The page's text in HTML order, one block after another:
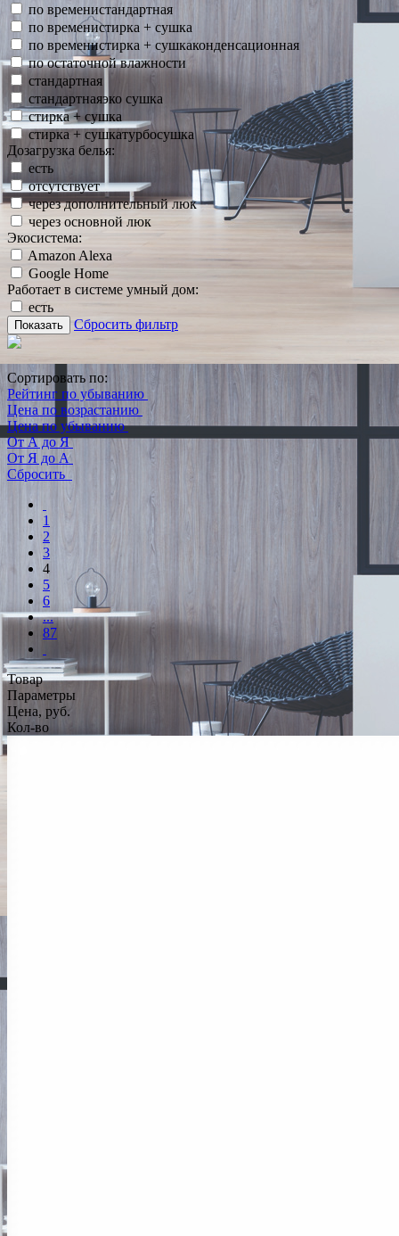
по временистандартная
по временистирка + сушка
по временистирка + сушкаконденсационная
по остаточной влажности
стандартная
стандартнаяэко сушка
стирка + сушка
стирка + сушкатурбосушка
Дозагрузка белья:
есть
отсутствует
через дополнительный люк
через основной люк
Экосистема:
Amazon Alexa
Google Home
Работает в системе умный дом:
есть
Показать Сбросить фильтр
Сортировать по:
Рейтинг по убыванию
Цена по возрастанию
Цена по убыванию
От А до Я
От Я до А
Сбросить
1
2
3
4
5
6
...
87
Товар
Параметры
Цена, руб.
Кол-во